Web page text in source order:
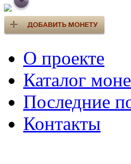
О проекте
Каталог
Последние
Контакты